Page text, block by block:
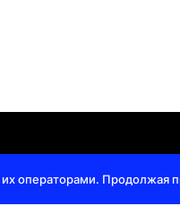
операторами. Продолжая